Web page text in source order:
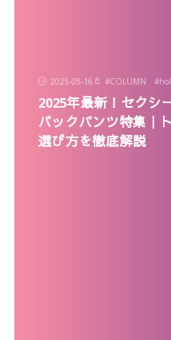
2025-05-16 #COLUMN #
2025年最新！セクシ
バックパンツ特集｜
選び方を徹底解説